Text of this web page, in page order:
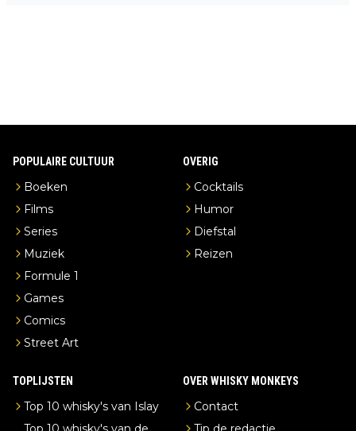
POPULAIRE CULTUUR
Boeken
Films
Series
Muziek
Formule 1
Games
Comics
Street Art
OVERIG
Cocktails
Humor
Diefstal
Reizen
TOPLIJSTEN
Top 10 whisky's van Islay
OVER WHISKY MONKEYS
Contact